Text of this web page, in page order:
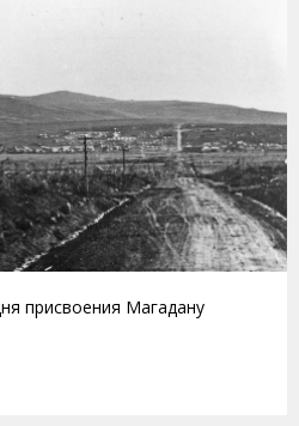
присвоения Магадану